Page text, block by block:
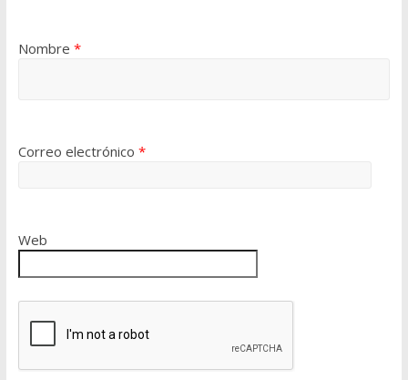
Nombre *
Correo electrónico *
Web